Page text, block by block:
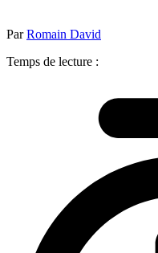
ParRomain David
Temps de lecture :